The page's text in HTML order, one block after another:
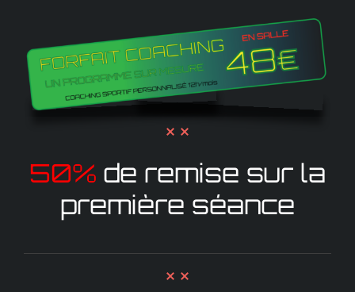
50% de remise sur la
première séance